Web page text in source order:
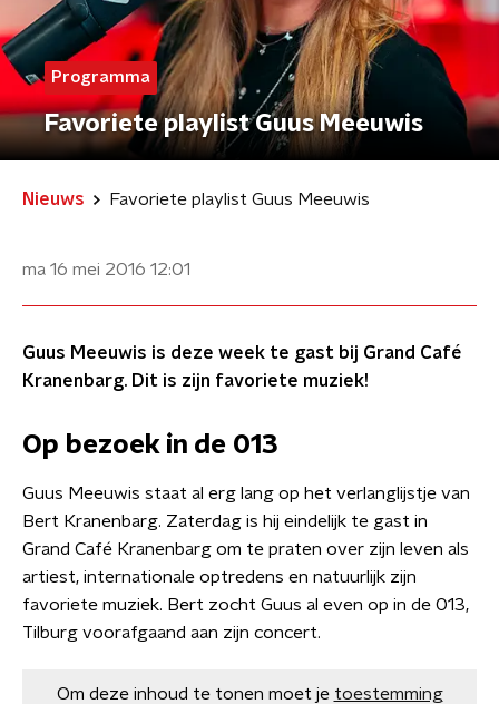
Programma
Favoriete playlist Guus Meeuwis
Nieuws Favoriete playlist Guus Meeuwis
ma 16 mei 2016 12:01
Guus Meeuwis is deze week te gast bij Grand Café
Kranenbarg. Dit is zijn favoriete muziek!
Op bezoek in de 013
Guus Meeuwis staat al erg lang op het verlanglijstje van
Bert Kranenbarg. Zaterdag is hij eindelijk te gast in
Grand Café Kranenbarg om te praten over zijn leven als
artiest, internationale optredens en natuurlijk zijn
favoriete muziek. Bert zocht Guus al even op in de 013,
Tilburg voorafgaand aan zijn concert.
Om deze inhoud te tonen moet je toestemming